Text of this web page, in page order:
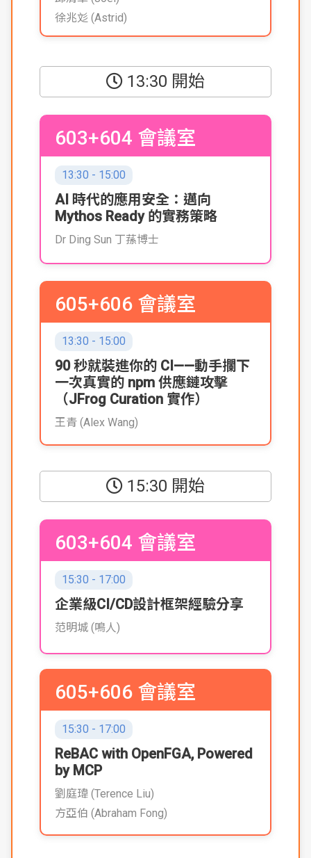
徐兆彣 (Astrid)
13:30 開始
603+604 會議室
13:30 - 15:00
AI 時代的應用安全：邁向
Mythos Ready 的實務策略
Dr Ding Sun 丁蓀博士
605+606 會議室
13:30 - 15:00
90 秒就裝進你的 CI——動手攔下
一次真實的 npm 供應鏈攻擊
（JFrog Curation 實作）
王青 (Alex Wang)
15:30 開始
603+604 會議室
15:30 - 17:00
企業級CI/CD設計框架經驗分享
范明城 (鳴人)
605+606 會議室
15:30 - 17:00
ReBAC with OpenFGA, Powered
by MCP
劉庭瑋 (Terence Liu)
方亞伯 (Abraham Fong)